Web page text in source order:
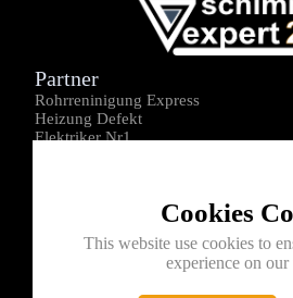
Cookies
This website use cookies to
experience on our
Partner
Rohrreninigung Express
Heizung Defekt
Elektriker Nr1
Kontakt